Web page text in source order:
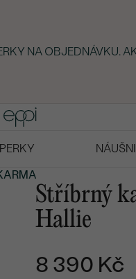
NA OBJEDNÁVKU.
Stříbrný
Hallie
8 390 Kč